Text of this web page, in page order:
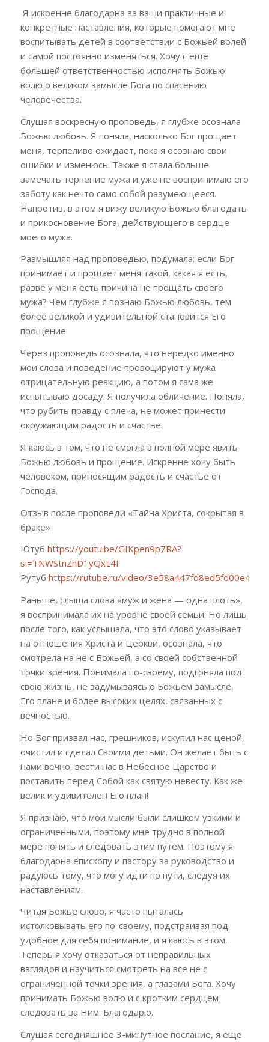
Я искренне благодарна за ваши практичные и
конкретные наставления, которые помогают мне
воспитывать детей в соответствии с Божьей волей
и самой постоянно изменяться. Хочу с еще
большей ответственностью исполнять Божью
волю о великом замысле Бога по спасению
человечества.
Слушая воскресную проповедь, я глубже осознала
Божью любовь. Я поняла, насколько Бог прощает
меня, терпеливо ожидает, пока я осознаю свои
ошибки и изменюсь. Также я стала больше
замечать терпение мужа и уже не воспринимаю его
заботу как нечто само собой разумеющееся.
Напротив, в этом я вижу великую Божью благодать
и прикосновение Бога, действующего в сердце
моего мужа.
Размышляя над проповедью, подумала: если Бог
принимает и прощает меня такой, какая я есть,
разве у меня есть причина не прощать своего
мужа? Чем глубже я познаю Божью любовь, тем
более великой и удивительной становится Его
прощение.
Через проповедь осознала, что нередко именно
мои слова и поведение провоцируют у мужа
отрицательную реакцию, а потом я сама же
испытываю досаду. Я получила обличение. Поняла,
что рубить правду с плеча, не может принести
окружающим радость и счастье.
Я каюсь в том, что не смогла в полной мере явить
Божью любовь и прощение. Искренне хочу быть
человеком, приносящим радость и счастье от
Господа.
Отзыв после проповеди «Тайна Христа, сокрытая в
браке»
Ютуб https://youtu.be/GIKpen9p7RA?
si=TNWStnZhD1yQxL4I
Рутуб https://rutube.ru/video/
Раньше, слыша слова «муж и жена — одна плоть»,
я воспринимала их на уровне своей семьи. Но лишь
после того, как услышала, что это слово указывает
на отношения Христа и Церкви, осознала, что
смотрела на не с Божьей, а со своей собственной
точки зрения. Понимала по-своему, подгоняла под
свою жизнь, не задумываясь о Божьем замысле,
Его плане и более высоких целях, связанных с
вечностью.
Но Бог призвал нас, грешников, искупил нас ценой,
очистил и сделал Своими детьми. Он желает быть с
нами вечно, вести нас в Небесное Царство и
поставить перед Собой как святую невесту. Как же
велик и удивителен Его план!
Я признаю, что мои мысли были слишком узкими и
ограниченными, поэтому мне трудно в полной
мере понять и следовать этим путем. Поэтому я
благодарна епископу и пастору за руководство и
радуюсь тому, что могу идти по пути, следуя их
наставлениям.
Читая Божье слово, я часто пыталась
истолковывать его по-своему, подстраивая под
удобное для себя понимание, и я каюсь в этом.
Теперь я хочу отказаться от неправильных
взглядов и научиться смотреть на все не с
ограниченной точки зрения, а глазами Бога. Хочу
принимать Божью волю и с кротким сердцем
следовать за Ним. Благодарю.
Слушая сегодняшнее 3-минутное послание, я еще